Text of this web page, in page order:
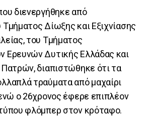
διενεργήθηκε από
Δίωξης και Εξιχνίασης
του Τμήματος
Ερευνών Δυτικής Ελλάδας και
Πατρών, διαπιστώθηκε ότι τα
τραύματα από μαχαίρι
ο 26χρονος έφερε επιπλέον
φλόμπερ στον κρόταφο.